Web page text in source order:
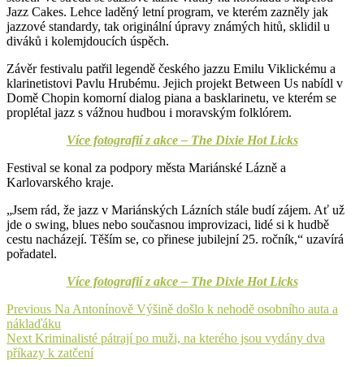
Jazz Cakes. Lehce laděný letní program, ve kterém zazněly jak
jazzové standardy, tak originální úpravy známých hitů, sklidil u
diváků i kolemjdoucích úspěch.
Závěr festivalu patřil legendě českého jazzu Emilu Viklickému a
klarinetistovi Pavlu Hrubému. Jejich projekt Between Us nabídl v
Domě Chopin komorní dialog piana a basklarinetu, ve kterém se
proplétal jazz s vážnou hudbou i moravským folklórem.
Více fotografií z akce – The Dixie Hot Licks
Festival se konal za podpory města Mariánské Lázně a
Karlovarského kraje.
„Jsem rád, že jazz v Mariánských Lázních stále budí zájem. Ať už
jde o swing, blues nebo současnou improvizaci, lidé si k hudbě
cestu nacházejí. Těším se, co přinese jubilejní 25. ročník,“ uzavírá
pořadatel.
Více fotografií z akce – The Dixie Hot Licks
Navigace
pro
příspěvek
Previous Previous
post:
Na Antonínově Výšině došlo k nehodě osobního auta a
náklaďáku
Next Next
post:
Kriminalisté pátrají po muži, na kterého jsou vydány dva
příkazy k zatčení